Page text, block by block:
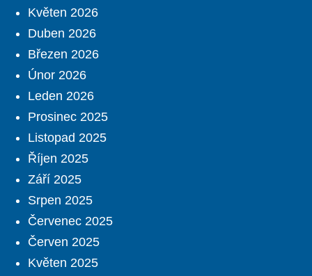
Květen 2026
Duben 2026
Březen 2026
Únor 2026
Leden 2026
Prosinec 2025
Listopad 2025
Říjen 2025
Září 2025
Srpen 2025
Červenec 2025
Červen 2025
Květen 2025